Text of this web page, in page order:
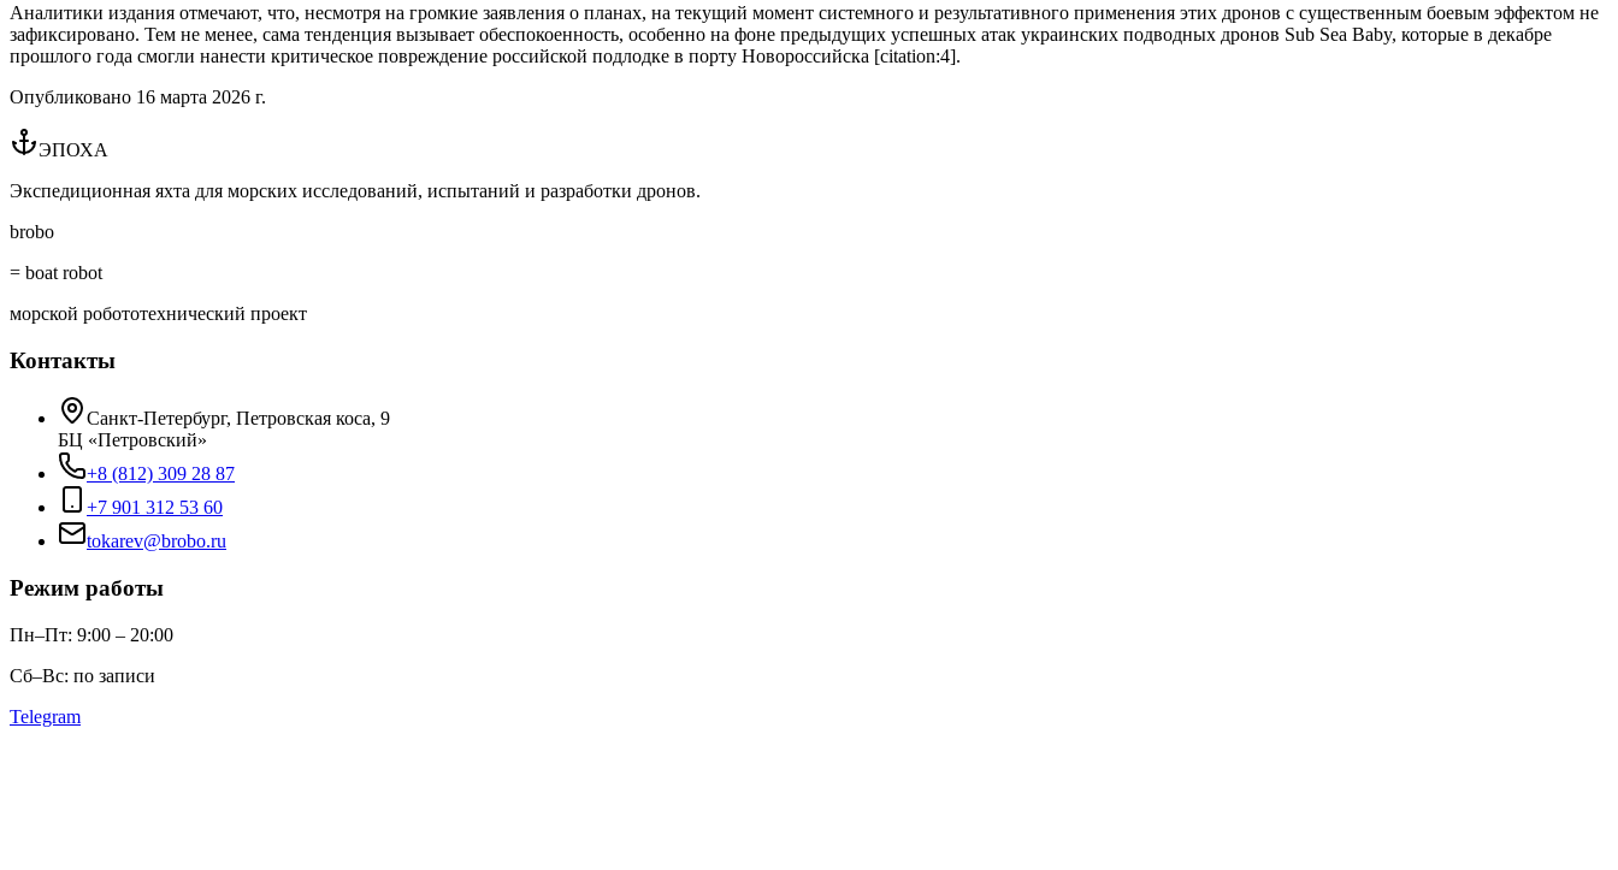
Аналитики издания отмечают, что, несмотря на громкие заявления о планах, на текущий момент системного и результативного применения этих дронов с существенным боевым эффектом не
зафиксировано. Тем не менее, сама тенденция вызывает обеспокоенность, особенно на фоне предыдущих успешных атак украинских подводных дронов Sub Sea Baby, которые в декабре
прошлого года смогли нанести критическое повреждение российской подлодке в порту Новороссийска [citation:4].
Опубликовано 16 марта 2026 г.
ЭПОХА
Экспедиционная яхта для морских исследований, испытаний и разработки дронов.
brobo
= boat robot
морской робототехнический проект
Контакты
Санкт-Петербург, Петровская коса, 9
БЦ «Петровский»
+8 (812) 309 28 87
+7 901 312 53 60
tokarev@brobo.ru
Режим работы
Пн–Пт: 9:00 – 20:00
Сб–Вс: по записи
Telegram